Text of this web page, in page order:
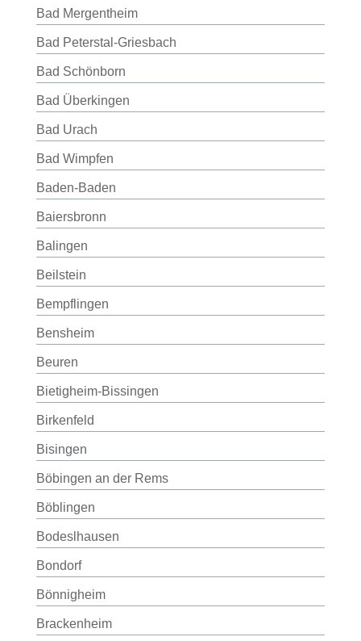
Bad Mergentheim
Bad Peterstal-Griesbach
Bad Schönborn
Bad Überkingen
Bad Urach
Bad Wimpfen
Baden-Baden
Baiersbronn
Balingen
Beilstein
Bempflingen
Bensheim
Beuren
Bietigheim-Bissingen
Birkenfeld
Bisingen
Böbingen an der Rems
Böblingen
Bodeslhausen
Bondorf
Bönnigheim
Brackenheim